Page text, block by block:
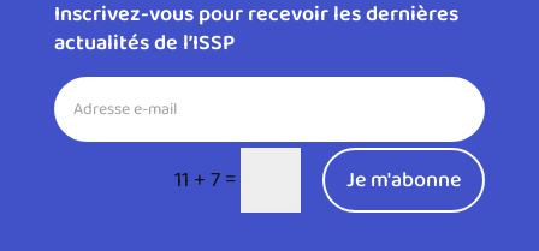
Inscrivez-vous pour recevoir les dernières
actualités de l’ISSP
11 + 7= Je m'abonne